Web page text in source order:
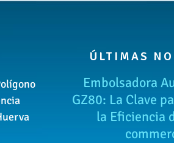
ÚLTIMAS
Embolsadora
GZ80: La Clave
la Eficiencia